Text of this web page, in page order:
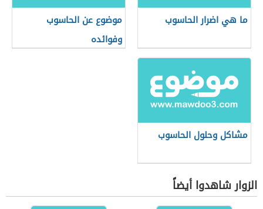
ما هي اضرار الحاسوب
موضوع عن الحاسوب
وفوائده
مشاكل وحلول الحاسوب
الزوار شاهدوا أيضاً